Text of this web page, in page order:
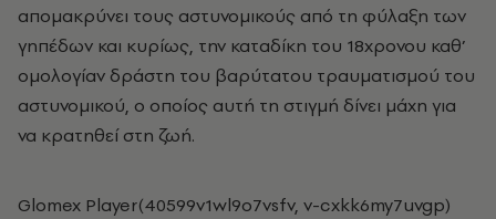
απομακρύνει τους αστυνομικούς από τη φύλαξη των
γηπέδων και κυρίως, την καταδίκη του 18χρονου καθ’
ομολογίαν δράστη του βαρύτατου τραυματισμού του
αστυνομικού, ο οποίος αυτή τη στιγμή δίνει μάχη για
να κρατηθεί στη ζωή.
Glomex Player(40599v1wl9o7vsfv, v-cxkk6my7uvgp)